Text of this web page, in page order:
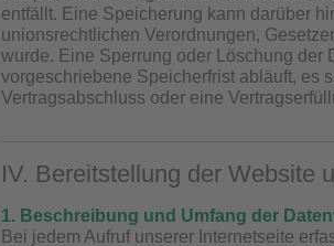
entfällt. Eine Speicherung kann darüber
unionsrechtlichen Verordnungen,
wurde. Eine Sperrung oder Löschung der
vorgeschriebene Speicherfrist abläuft, es
Vertragsabschluss oder eine
IV. Bereitstellung der Website
1. Beschreibung und Umfang der
Bei jedem Aufruf unserer Internetseite